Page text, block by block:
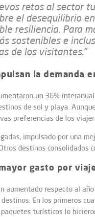
retos al sector
el desequilibrio
resiliencia. Para
sostenibles e
de los visitantes.”
la demanda
un 36%
de sol y playa.
preferencias de los
impulsado por una
destinos consolidados
gasto por
aumentado respecto al
En los primeros
turísticos lo